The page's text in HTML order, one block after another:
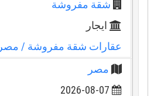
شقة مفروشة
ايجار
عقارات شقة مفروشة / مصر
مصر